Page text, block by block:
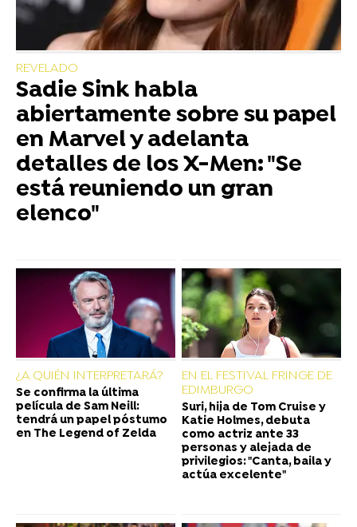
REVELADO
Sadie Sink habla
abiertamente sobre su papel
en Marvel y adelanta
detalles de los X-Men: "Se
está reuniendo un gran
elenco"
¿A QUIÉN INTERPRETARÁ?
Se confirma la última
película de Sam Neill:
tendrá un papel póstumo
en The Legend of Zelda
EN EL FESTIVAL FRINGE DE
EDIMBURGO
Suri, hija de Tom Cruise y
Katie Holmes, debuta
como actriz ante 33
personas y alejada de
privilegios: "Canta, baila y
actúa excelente"